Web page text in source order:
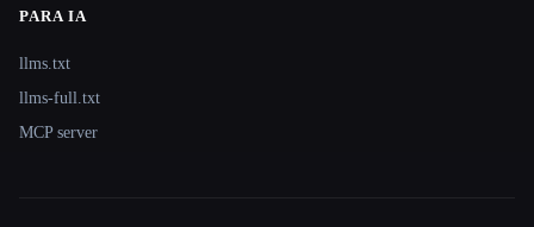
PARA IA
llms.txt
llms-full.txt
MCP server